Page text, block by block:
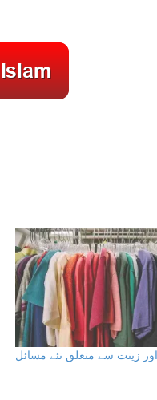
زینت سے متعلق نئے مسائل